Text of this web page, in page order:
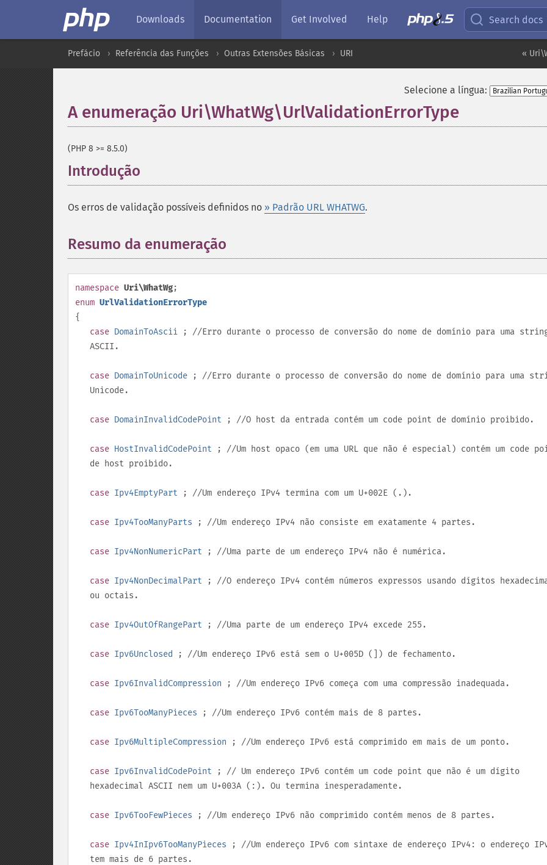
Downloads Documentation Get Involved Help Search docs
«
Prefácio Referência das Funções Outras Extensões Básicas URI
Selecione a língua:
A enumeração Uri\WhatWg\UrlValidationErrorType
(PHP 8 >= 8.5.0)
Introdução
Os erros de validação possíveis definidos no » Padrão URL WHATWG.
Resumo da enumeração
namespace Uri\WhatWg;
enum UrlValidationErrorType
{
case DomainToAscii ; //Erro durante o processo de conversão do nome de domínio para uma
ASCII.
case DomainToUnicode ; //Erro durante o processo de conversão do nome de domínio para uma
Unicode.
case DomainInvalidCodePoint ; //O host da entrada contém um code point de domínio proibido.
case HostInvalidCodePoint ; //Um host opaco (em uma URL que não é especial) contém um code
de host proibido.
case Ipv4EmptyPart ; //Um endereço IPv4 termina com um U+002E ( . ).
case Ipv4TooManyParts ; //Um endereço IPv4 não consiste em exatamente 4 partes.
case Ipv4NonNumericPart ; //Uma parte de um endereço IPv4 não é numérica.
case Ipv4NonDecimalPart ; //O endereço IPv4 contém números expressos usando dígitos
ou octais.
case Ipv4OutOfRangePart ; //Uma parte de um endereço IPv4 excede 255 .
case Ipv6Unclosed ; //Um endereço IPv6 está sem o U+005D ( ) de fechamento.
case Ipv6InvalidCompression ; //Um endereço IPv6 começa com uma compressão inadequada.
case Ipv6TooManyPieces ; //Um endereço IPv6 contém mais de 8 partes.
case Ipv6MultipleCompression ; //Um endereço IPv6 está comprimido em mais de um ponto.
case Ipv6InvalidCodePoint ; // Um endereço IPv6 contém um code point que não é um dígito
hexadecimal ASCII nem um U+003A ( : ). Ou termina inesperadamente.
case Ipv6TooFewPieces ; //Um endereço IPv6 não comprimido contém menos de 8 partes.
case Ipv4InIpv6TooManyPieces ; //Um endereço IPv6 com sintaxe de endereço IPv4: o endereço
tem mais de 6 partes.